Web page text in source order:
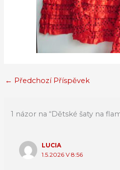
← Předchozí Příspěvek
1 názor na “Dětské šaty na
LUCIA
1.5.2026 V 8:56